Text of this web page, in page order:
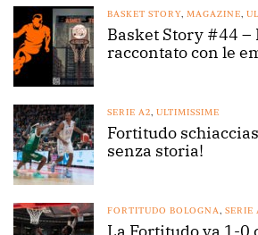
BASKET STORY MAGAZINE
Basket Story #44 –
raccontato con le
SERIE A2 ULTIMISSIME
Fortitudo
senza storia!
FORTITUDO BOLOGNA SERIE
La Fortitudo va 1-0